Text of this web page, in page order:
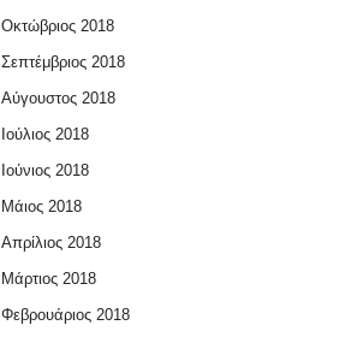
Οκτώβριος 2018
Σεπτέμβριος 2018
Αύγουστος 2018
Ιούλιος 2018
Ιούνιος 2018
Μάιος 2018
Απρίλιος 2018
Μάρτιος 2018
Φεβρουάριος 2018